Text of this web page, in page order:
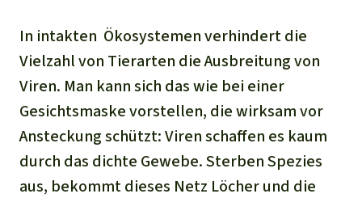
In intakten Ökosystemen verhindert die
Vielzahl von Tierarten die Ausbreitung von
Viren. Man kann sich das wie bei einer
Gesichtsmaske vorstellen, die wirksam vor
Ansteckung schützt: Viren schaffen es kaum
durch das dichte Gewebe. Sterben Spezies
aus, bekommt dieses Netz Löcher und die